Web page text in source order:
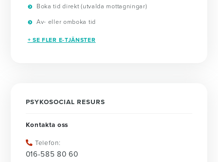
Boka tid direkt (utvalda mottagningar)
Av- eller omboka tid
+ SE FLER E-TJÄNSTER
PSYKOSOCIAL RESURS
Kontakta oss
Telefon:
016-585 80 60